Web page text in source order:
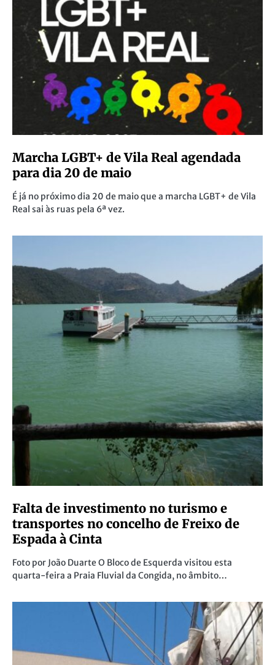
Marcha LGBT+ de Vila Real agendada
para dia 20 de maio
É já no próximo dia 20 de maio que a marcha LGBT+ de Vila
Real sai às ruas pela 6ª vez.
Falta de investimento no turismo e
transportes no concelho de Freixo de
Espada à Cinta
Foto por João Duarte O Bloco de Esquerda visitou esta
quarta-feira a Praia Fluvial da Congida, no âmbito…